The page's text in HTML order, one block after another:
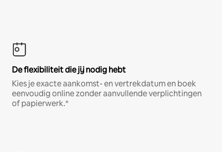
De flexibiliteit die jij nodig hebt
Kies je exacte aankomst- en vertrekdatum en boek
eenvoudig online zonder aanvullende verplichtingen
of papierwerk.*